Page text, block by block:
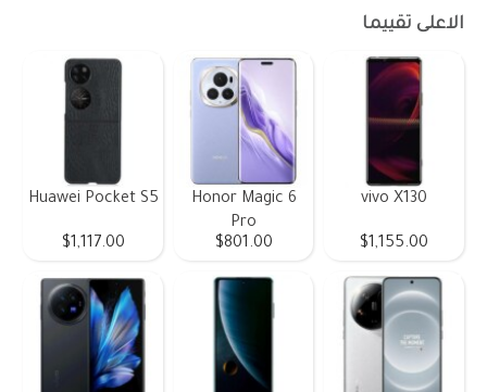
الاعلى تقييما
vivo X130
$1,155.00
Honor Magic 6
Pro
$801.00
Huawei Pocket S5
$1,117.00